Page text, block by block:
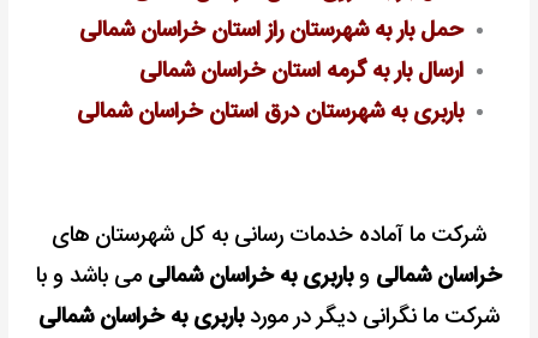
حمل بار به شهرستان راز استان خراسان شمالی
ارسال بار به گرمه استان خراسان شمالی
باربری به شهرستان درق استان خراسان شمالی
شرکت ما آماده خدمات رسانی به کل شهرستان های
خراسان شمالی وباربری به خراسان شمالی می باشد و با
شرکت ما نگرانی دیگر در موردباربری به خراسان شمالی